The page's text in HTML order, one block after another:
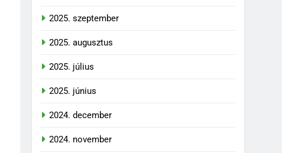
2025. szeptember
2025. augusztus
2025. július
2025. június
2024. december
2024. november